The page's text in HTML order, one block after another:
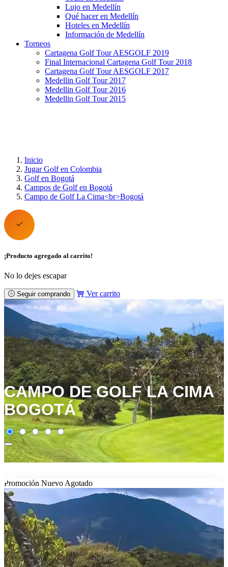
Lujo en Medellín
Qué hacer en Medellín
Hoteles en Medellín
Información de Medellín
Torneos
Cartagena Golf Tour AESGOLF 2019
Final Internacional Cartagena Golf Tour 2018
Cartagena Golf Tour AESGOLF 2017
Medellin Golf Tour 2017
Medellin Golf Tour 2016
Medellin Golf Tour 2015
Inicio
Jugar Golf en Colombia
Golf en Bogotá
Campos de Golf en Bogotá
Campo de Golf La Cima<br>Bogotá
¡Producto agregado al carrito!
No lo dejes escapar
Seguir comprando Ver carrito
CAMPO DE GOLF LA CIMA
BOGOTÁ
Promoción Nuevo Agotado